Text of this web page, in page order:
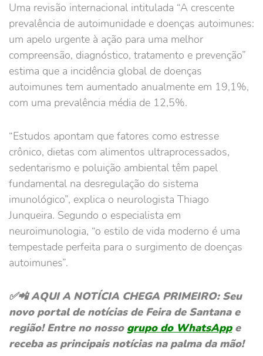
Uma revisão internacional intitulada “A crescente
prevalência de autoimunidade e doenças autoimunes:
um apelo urgente à ação para uma melhor
compreensão, diagnóstico, tratamento e prevenção”
estima que a incidência global de doenças
autoimunes tem aumentado anualmente em 19,1%,
com uma prevalência média de 12,5%.
“Estudos apontam que fatores como estresse
crônico, dietas com alimentos ultraprocessados,
sedentarismo e poluição ambiental têm papel
fundamental na desregulação do sistema
imunológico”, explica o neurologista Thiago
Junqueira. Segundo o especialista em
neuroimunologia, “o estilo de vida moderno é uma
tempestade perfeita para o surgimento de doenças
autoimunes”.
✅📲 AQUI A NOTÍCIA CHEGA PRIMEIRO: Seu
novo portal de notícias de Feira de Santana e
região! Entre no nosso grupo do WhatsAppe
receba as principais notícias na palma da mão!